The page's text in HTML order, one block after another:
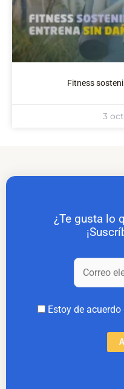
Fitness
3
¿Te gusta lo
Estoy de acuerdo